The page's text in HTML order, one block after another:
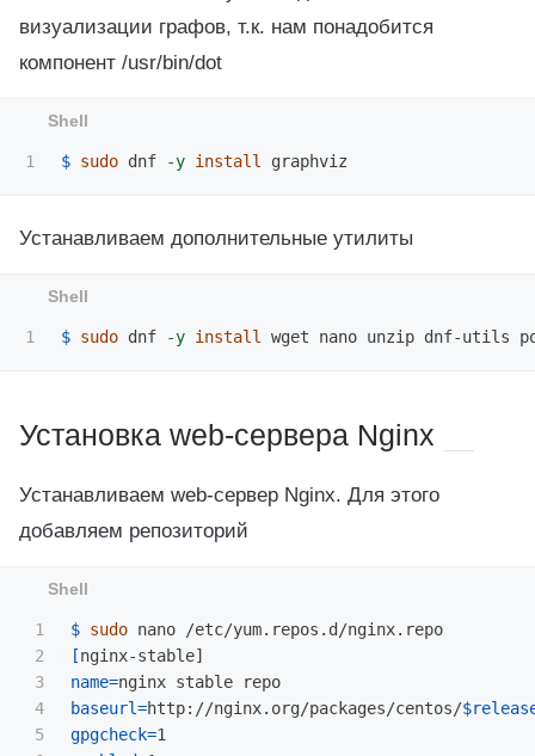
визуализации графов, т.к. нам понадобится
компонент /usr/bin/dot
$ sudo dnf -y install
Устанавливаем дополнительные утилиты
$ sudo dnf -y install
Установка web-сервера Nginx
Устанавливаем web-сервер Nginx. Для этого
добавляем репозиторий
1
2
3
4
5
$ sudo
[
name=
baseurl=http://nginx.org/packages/centos/
gpgcheck=